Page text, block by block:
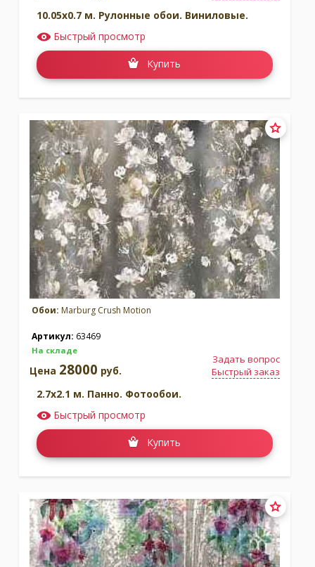
10.05x0.7 м. Рулонные обои. Виниловые.
Быстрый просмотр
Купить
Обои: Marburg Crush Motion
Артикул: 63469
На складе
Задать вопрос
Быстрый заказ
Цена 28000 руб.
2.7x2.1 м. Панно. Фотообои.
Быстрый просмотр
Купить